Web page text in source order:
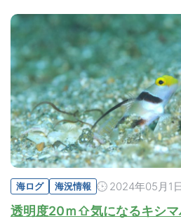
海ログ 海況情報 2024年05月1
透明度20ｍ⇧気になるキシ